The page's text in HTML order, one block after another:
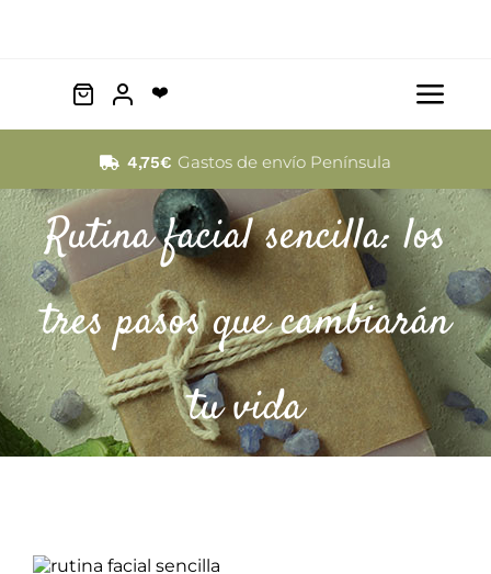
Cabello
Corporal
Mascotas
Barba
Packs regalo
❤️
4,75€ Gastos de envío Península
Rutina facial sencilla: los
tres pasos que cambiarán
tu vida